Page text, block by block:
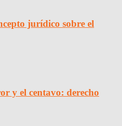
jurídico sobre el
y el centavo: derecho